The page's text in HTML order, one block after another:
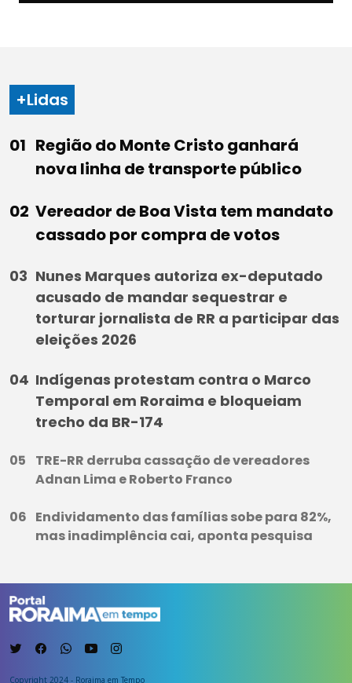
+Lidas
Região do Monte Cristo ganhará
nova linha de transporte público
Vereador de Boa Vista tem mandato
cassado por compra de votos
Nunes Marques autoriza ex-deputado
acusado de mandar sequestrar e
torturar jornalista de RR a participar das
eleições 2026
Indígenas protestam contra o Marco
Temporal em Roraima e bloqueiam
trecho da BR-174
TRE-RR derruba cassação de vereadores
Adnan Lima e Roberto Franco
Endividamento das famílias sobe para 82%,
mas inadimplência cai, aponta pesquisa
Copyright 2024 - Roraima em Tempo